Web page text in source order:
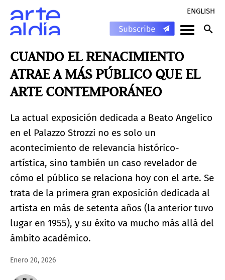
ENGLISH
CUANDO EL RENACIMIENTO
ATRAE A MÁS PÚBLICO QUE EL
ARTE CONTEMPORÁNEO
La actual exposición dedicada a Beato Angelico
en el Palazzo Strozzi no es solo un
acontecimiento de relevancia histórico-
artística, sino también un caso revelador de
cómo el público se relaciona hoy con el arte. Se
trata de la primera gran exposición dedicada al
artista en más de setenta años (la anterior tuvo
lugar en 1955), y su éxito va mucho más allá del
ámbito académico.
Enero 20, 2026